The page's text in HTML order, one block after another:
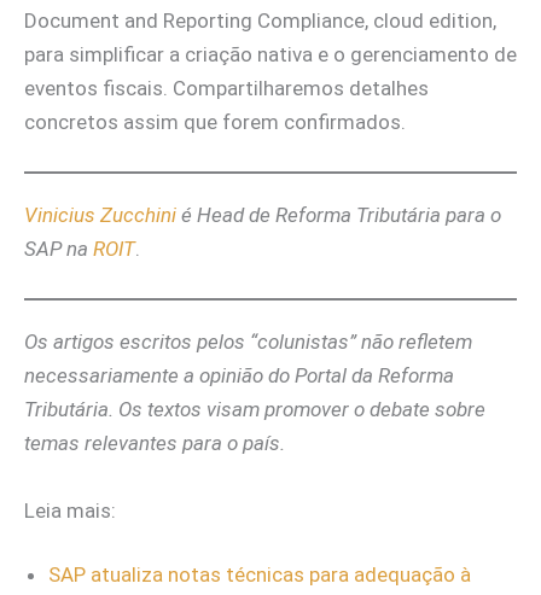
Document and Reporting Compliance, cloud edition,
para simplificar a criação nativa e o gerenciamento de
eventos fiscais. Compartilharemos detalhes
concretos assim que forem confirmados.
Vinicius Zucchini é Head de Reforma Tributária para o
SAP na ROIT.
Os artigos escritos pelos “colunistas” não refletem
necessariamente a opinião do Portal da Reforma
Tributária. Os textos visam promover o debate sobre
temas relevantes para o país.
Leia mais:
SAP atualiza notas técnicas para adequação à